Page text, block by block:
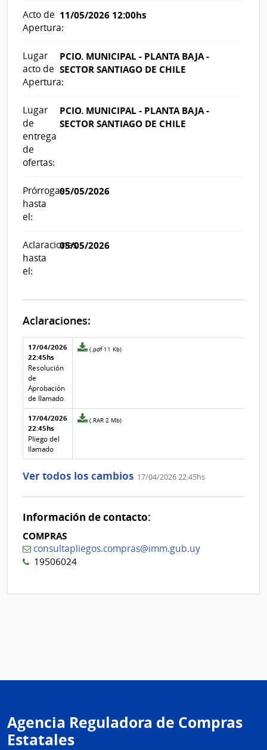
Acto de
Apertura:
11/05/2026 12:00hs
Lugar
acto de
Apertura:
PCIO. MUNICIPAL - PLANTA BAJA -
SECTOR SANTIAGO DE CHILE
Lugar
de
entrega
de
ofertas:
PCIO. MUNICIPAL - PLANTA BAJA -
SECTOR SANTIAGO DE CHILE
Prórrogas
hasta
el:
05/05/2026
Aclaraciones
hasta
el:
05/05/2026
Aclaraciones:
Aclaraciones del llamado
Fecha y
texto de
la
aclaración
17/04/2026
22:45hs
Resolución
de
Aprobación
de llamado
Archivo
3
(.pdf 11 Kb)
17/04/2026
22:45hs
Pliego del
llamado
Archivo
aclaración
2
(.RAR 2 Mb)
Ver todos los cambios 17/04/2026 22:45hs
Información de contacto:
COMPRAS
consultapliegos.compras@imm.gub.uy
19506024
Agencia Reguladora de Compras
Estatales